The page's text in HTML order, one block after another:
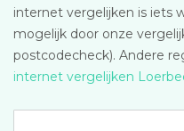
internet vergelijken is iets
mogelijk door onze
postcodecheck). Andere
internet vergelijken